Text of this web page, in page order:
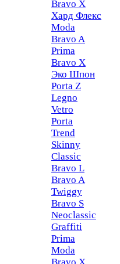
Bravo X
Хард Флекс
Moda
Bravo A
Prima
Bravo X
Эко Шпон
Porta Z
Legno
Vetro
Porta
Trend
Skinny
Classic
Bravo L
Bravo A
Twiggy
Bravo S
Neoclassic
Graffiti
Prima
Moda